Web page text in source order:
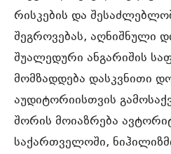
რისკების და
შეგროვებას, აღნიშნული
შუალედური ანგარიშის
მომზადდება დასკვნითი
აუდიტორიისთვის
შორის მოიაზრება
საქართველოში,